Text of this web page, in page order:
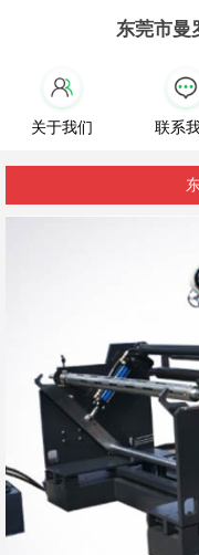
东莞市曼
关于我们 联系